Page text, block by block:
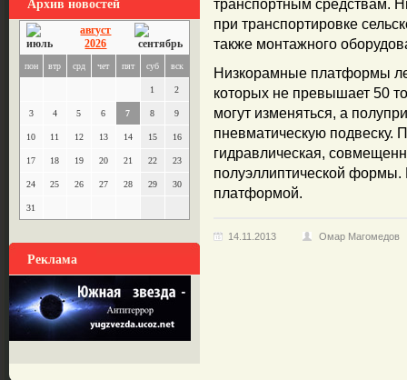
август
2026
пон втр срд чет пят суб вск
1 2
3 4 5 6 7 8 9
10 11 12 13 14 15 16
17 18 19 20 21 22 23
24 25 26 27 28 29 30
31
Реклама
транспортным средствам.
при транспортировке
также монтажного
Низкорамные платформы
которых не превышает 50
могут изменяться, а
пневматическую подвеску.
гидравлическая,
полуэллиптической
платформой.
14.11.2013 Омар Магомедов